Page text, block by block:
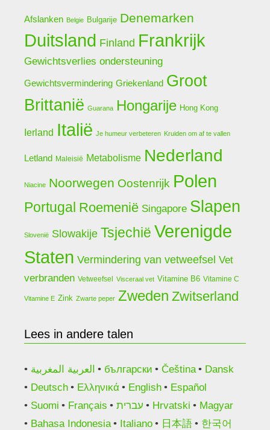
Afslanken Belgie Bulgarije Denemarken
Duitsland Finland Frankrijk
Gewichtsverlies ondersteuning
Gewichtsvermindering Griekenland Groot
Brittanië Guarana Hongarije Hong Kong
Ierland Italië Je humeur verbeteren Kruiden om af te vallen
Letland Maleisië Metabolisme Nederland
Niacine Noorwegen Oostenrijk Polen
Portugal Roemenië Singapore Slapen
Slovenië Slowakije Tsjechië Verenigde
Staten Vermindering van vetweefsel Vet
verbranden Vetweefsel Visceraal vet Vitamine B6 Vitamine C
Vitamine E Zink Zwarte peper Zweden Zwitserland
Lees in andere talen
العربية المغربية български Čeština
Dansk
Deutsch
Ελληνικά English
Español
Suomi
Français עברית Hrvatski
Magyar
Bahasa Indonesia
Italiano 日本語
한국어